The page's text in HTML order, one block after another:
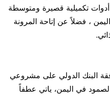
أدوات تكميلية قصيرة ومتوسطة
، فضلاً عن إتاحة المرونة
البنك الدولي على مشروعي
الصمود في اليمن، ياتي عطفاً